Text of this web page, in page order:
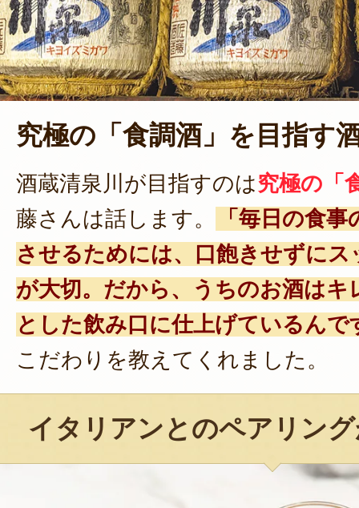
究極の「食調酒」を目指す
酒蔵清泉川が目指すのは究極の「
藤さんは話します。
「毎日の食
させるためには、口飽きせずに
が大切。だから、うちのお酒はキ
とした飲み口に仕上げているんで
こだわりを教えてくれました。
イタリアンとのペアリン